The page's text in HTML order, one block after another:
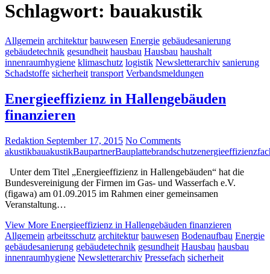
Schlagwort: bauakustik
Allgemein architektur bauwesen Energie gebäudesanierung
gebäudetechnik gesundheit hausbau Hausbau haushalt
innenraumhygiene klimaschutz logistik Newsletterarchiv sanierung
Schadstoffe sicherheit transport Verbandsmeldungen
Energieeffizienz in Hallengebäuden
finanzieren
Redaktion September 17, 2015 No Comments
akustikbauakustikBaupartnerBauplattebrandschutzenergieeffizienz
Unter dem Titel „Energieeffizienz in Hallengebäuden“ hat die
Bundesvereinigung der Firmen im Gas- und Wasserfach e.V.
(figawa) am 01.09.2015 im Rahmen einer gemeinsamen
Veranstaltung…
View More Energieeffizienz in Hallengebäuden finanzieren
Allgemein arbeitsschutz architektur bauwesen Bodenaufbau Energie
gebäudesanierung gebäudetechnik gesundheit Hausbau hausbau
innenraumhygiene Newsletterarchiv Pressefach sicherheit